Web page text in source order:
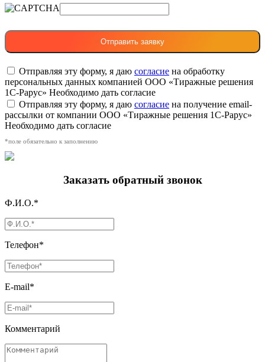
Отправляя эту форму, я даю согласие на обработку
персональных данных компанией ООО «Тиражные решения
1С-Рарус» Необходимо дать согласие
Отправляя эту форму, я даю согласие на получение email-
рассылки от компании ООО «Тиражные решения 1С-Рарус»
Необходимо дать согласие
*поле обязательно к заполнению
Заказать обратный звонок
Ф.И.О.*
Телефон*
E-mail*
Комментарий